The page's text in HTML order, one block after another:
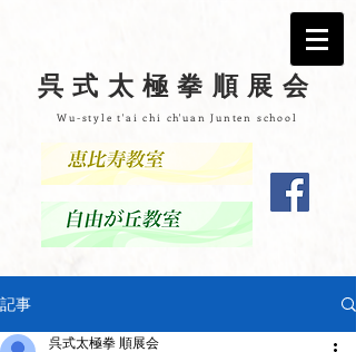
呉式太極拳順展会
Wu-style t'ai chi ch'uan Junten school
記事
呉式太極拳 順展会